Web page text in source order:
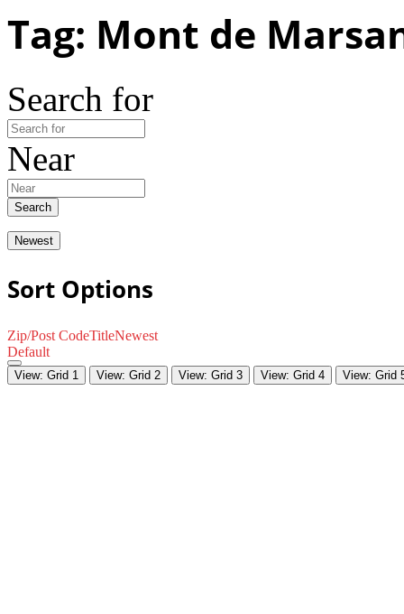
Tag: Mont de
Search for
Near
Search
Newest
Sort Options
Zip/Post CodeTitleNewest
Default
View: Grid 1 View: Grid 2 View: Grid 3 View: Grid 4 View: Grid